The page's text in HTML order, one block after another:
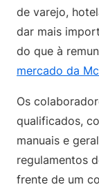
de varejo,
dar mais
do que à
mercado da
Os
qualificados,
manuais e
regulamentos
frente de um